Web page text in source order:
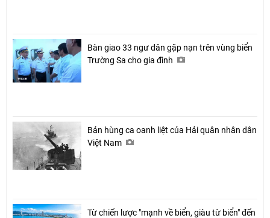
Bàn giao 33 ngư dân gặp nạn trên vùng biển
Trường Sa cho gia đình
Bản hùng ca oanh liệt của Hải quân nhân dân
Việt Nam
Từ chiến lược "mạnh về biển, giàu từ biển" đến